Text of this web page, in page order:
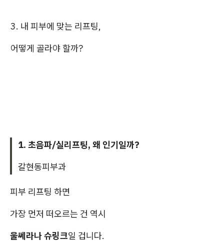
3. 내 피부에 맞는 리프팅,
어떻게 골라야 할까?
1. 초음파/실리프팅, 왜 인기일까?
갈현동피부과
피부 리프팅 하면
가장 먼저 떠오르는 건 역시
울쎄라나 슈링크일 겁니다.